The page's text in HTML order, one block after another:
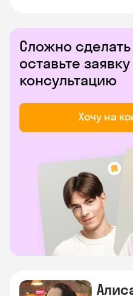
Сложно
оставьте
консультацию
Хочу на